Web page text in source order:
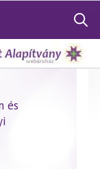
Search
for:
és